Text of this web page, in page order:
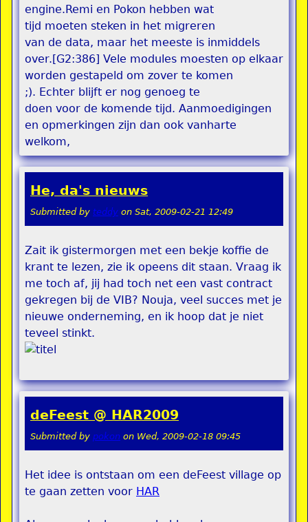
engine.Remi en Pokon hebben wat
tijd moeten steken in het migreren
van de data, maar het meeste is inmiddels
over.[G2:386] Vele modules moesten op elkaar
worden gestapeld om zover te komen
;). Echter blijft er nog genoeg te
doen voor de komende tijd. Aanmoedigingen
en opmerkingen zijn dan ook vanharte
welkom,
He, da's nieuws
Submitted by teddy on Sat, 2009-02-21 12:49
Zait ik gistermorgen met een bekje koffie de
krant te lezen, zie ik opeens dit staan. Vraag ik
me toch af, jij had toch net een vast contract
gekregen bij de VIB? Nouja, veel succes met je
nieuwe onderneming, en ik hoop dat je niet
teveel stinkt.
deFeest @ HAR2009
Submitted by pokon on Wed, 2009-02-18 09:45
Het idee is ontstaan om een deFeest village op
te gaan zetten voor HAR